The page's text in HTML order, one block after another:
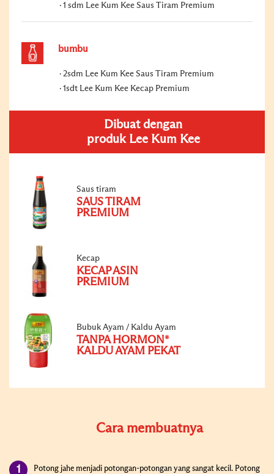
1 sdm Lee Kum Kee Saus Tiram Premium
bumbu
2sdm Lee Kum Kee Saus Tiram Premium
1sdt Lee Kum Kee Kecap Premium
Dibuat dengan
produk Lee Kum Kee
Saus tiram
SAUS TIRAM
PREMIUM
Kecap
KECAP ASIN
PREMIUM
Bubuk Ayam / Kaldu Ayam
TANPA HORMON*
KALDU AYAM PEKAT
Cara membuatnya
Potong jahe menjadi potongan-potongan yang sangat kecil. Potong